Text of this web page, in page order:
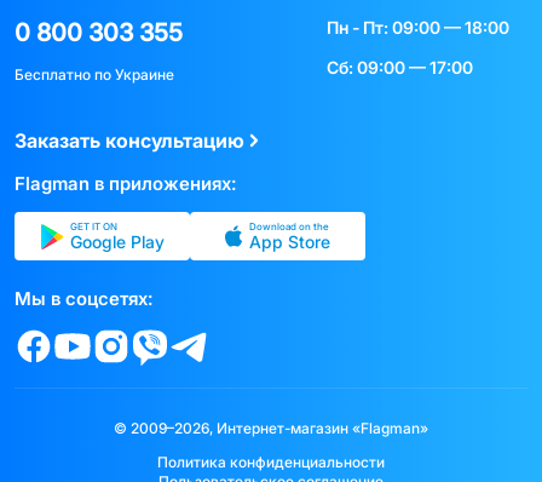
0 800 303 355
Бесплатно по Украине
Пн - Пт: 09:00 — 18:00
Сб: 09:00 — 17:00
Заказать консультацию
Flagman в приложениях:
GET IT ON
Google Play
Download on the
App Store
Мы в соцсетях:
© 2009–2026, Интернет-магазин «Flagman»
Политика конфиденциальности